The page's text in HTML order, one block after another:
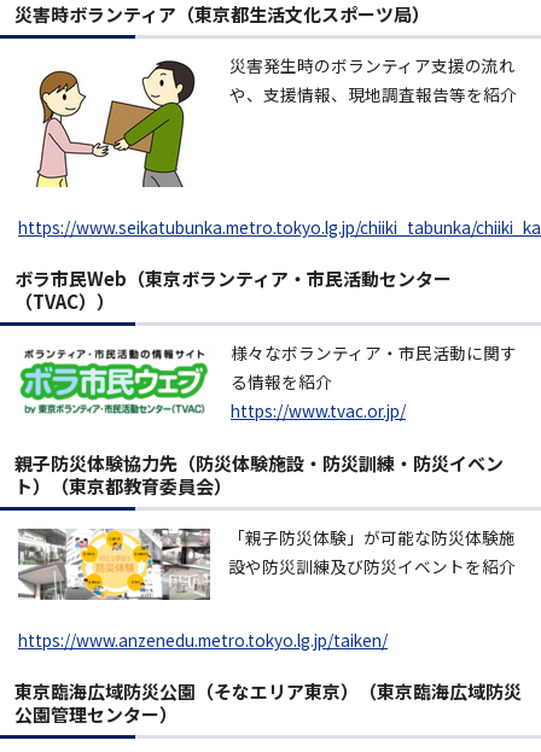
災害時ボランティア（東京都生活文化スポーツ局）
災害発生時のボランティア支援の流れ
や、支援情報、現地調査報告等を紹介
https://www.seikatubunka.metro.tokyo.lg.jp/chiiki_tabunka/
ボラ市民Web（東京ボランティア・市民活動センター
（TVAC））
様々なボランティア・市民活動に関す
る情報を紹介
https://www.tvac.or.jp/
親子防災体験協力先（防災体験施設・防災訓練・防災イベン
ト）（東京都教育委員会）
「親子防災体験」が可能な防災体験施
設や防災訓練及び防災イベントを紹介
https://www.anzenedu.metro.tokyo.lg.jp/taiken/
東京臨海広域防災公園（そなエリア東京）（東京臨海広域防災
公園管理センター）